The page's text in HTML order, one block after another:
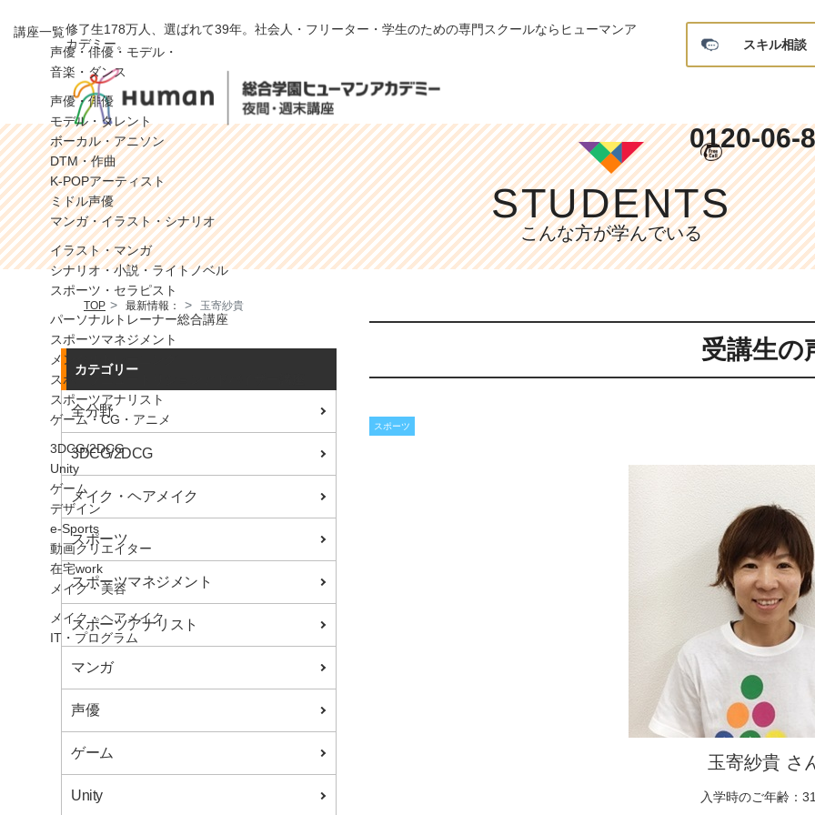
修了生178万人、選ばれて39年。社会人・フリーター・学生のための専門スクールならヒューマンア
カデミー。
スキル相談
0120-06-
講座一覧
声優・俳優・モデル・
音楽・ダンス
声優・俳優
モデル・タレント
ボーカル・アニソン
DTM・作曲
K-POPアーティスト
ミドル声優
マンガ・イラスト・シナリオ
イラスト・マンガ
シナリオ・小説・ライトノベル
スポーツ・セラピスト
パーソナルトレーナー総合講座
スポーツマネジメント
メンタルトレーニング
スポーツニュートリションアドバイザー講座
スポーツアナリスト
ゲーム・CG・アニメ
3DCG/2DCG
Unity
ゲーム
デザイン
e-Sports
動画クリエイター
在宅work
メイク・美容
メイク・ヘアメイク
IT・プログラム
ITエンジニア
ヒューマンアカデミーとは
ヒューマンアカデミーとは
業界とのつながり
特別授業、就職・デビューイベント
サポート
STUDENTS
こんな方が学んでいる
TOP 最新情報： 玉寄紗貴
受講生の
スポーツ
玉寄紗貴 さ
入学時のご年齢：
カテゴリー
全分野
3DCG/2DCG
メイク・ヘアメイク
スポーツ
スポーツマネジメント
スポーツアナリスト
マンガ
声優
ゲーム
Unity